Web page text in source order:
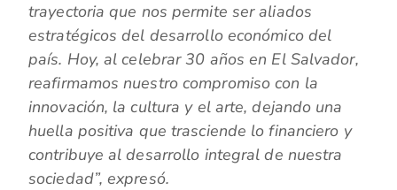
trayectoria que nos permite ser aliados
estratégicos del desarrollo económico del
país. Hoy, al celebrar 30 años en El Salvador,
reafirmamos nuestro compromiso con la
innovación, la cultura y el arte, dejando una
huella positiva que trasciende lo financiero y
contribuye al desarrollo integral de nuestra
sociedad”, expresó.